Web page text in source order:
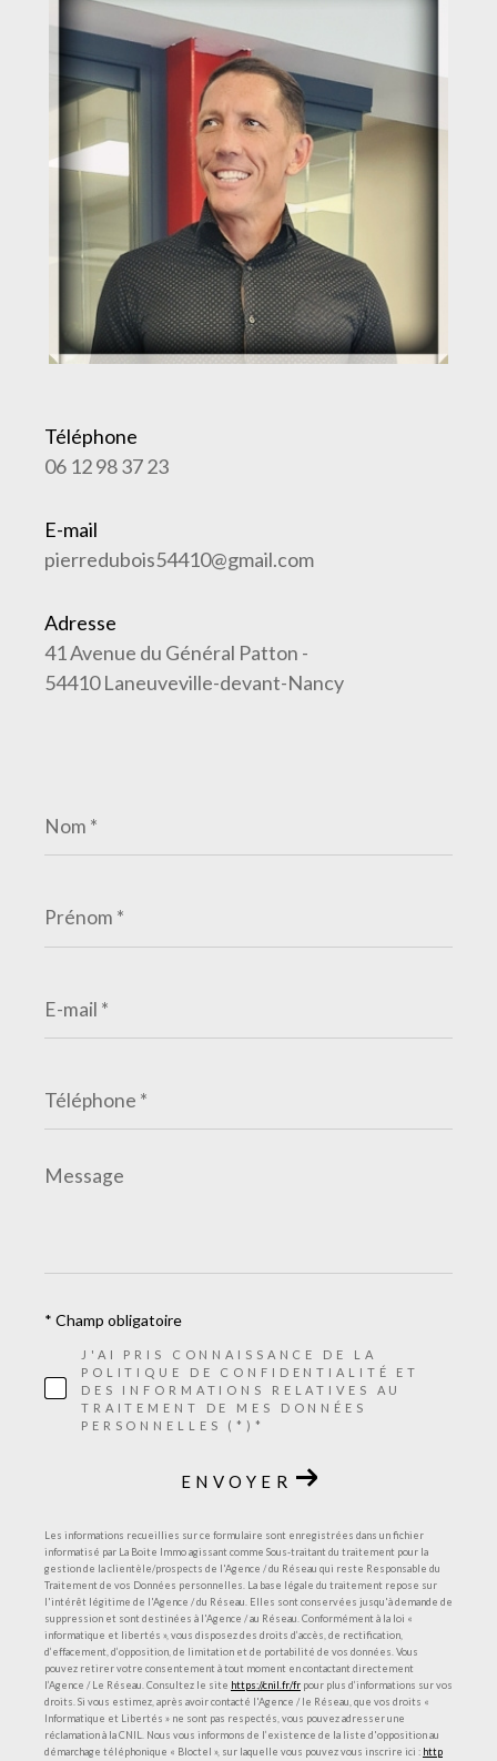
Téléphone
06 12 98 37 23
E-mail
pierredubois54410@gmail.com
Adresse
41 Avenue du Général Patton -
54410 Laneuveville-devant-Nancy
*
*
mail
*
*
Message
*
J'AI PRIS CONNAISSANCE DE LA
POLITIQUE DE CONFIDENTIALITÉ ET
DES INFORMATIONS RELATIVES AU
TRAITEMENT DE MES DONNÉES
PERSONNELLES (*)*
* Champ obligatoire
ENVOYER
Les informations recueillies sur ce formulaire sont enregistrées dans un fichier
informatisé par La Boite Immo agissant comme Sous-traitant du traitement pour la
gestion de la clientèle/prospects de l'Agence / du Réseau qui reste Responsable du
Traitement de vos Données personnelles. La base légale du traitement repose sur
l'intérêt légitime de l'Agence / du Réseau. Elles sont conservées jusqu'à demande de
suppression et sont destinées à l'Agence / au Réseau. Conformément à la loi «
informatique et libertés », vous disposez des droits d’accès, de rectification,
d’effacement, d’opposition, de limitation et de portabilité de vos données. Vous
pouvez retirer votre consentement à tout moment en contactant directement
l’Agence / Le Réseau. Consultez le site https://cnil.fr/fr pour plus d’informations sur vos
droits. Si vous estimez, après avoir contacté l'Agence / le Réseau, que vos droits «
Informatique et Libertés » ne sont pas respectés, vous pouvez adresser une
réclamation à la CNIL. Nous vous informons de l’existence de la liste d'opposition au
démarchage téléphonique « Bloctel », sur laquelle vous pouvez vous inscrire ici : http